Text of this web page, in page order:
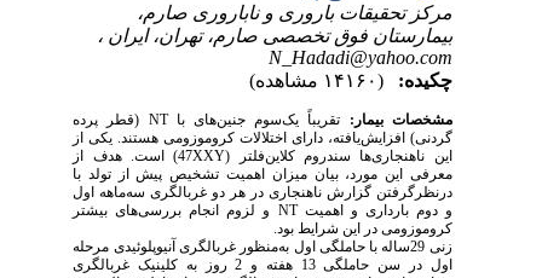
مرکز تحقیقات باروری و ناباروری صارم،
بیمارستان فوق تخصصی صارم، تهران، ایران ،
N_Hadadi@yahoo.com
چکیده:
مشخصات بیمار:تقریباً یک‌سوم جنین‌های باNT(قطر پرده‌
گردنی) افزایش‌یافته، دارای اختلالات کروموزومی هستند. یکی از
این ناهنجاری‌ها سندروم کلاین‌فلتر(47XXY)است. هدف از
معرفی این مورد، بیان میزان اهمیت تشخیص پیش از تولد با
درنظرگرفتن گزارش ناهنجاری در هر دو غربالگری سه‌ماهه اول
و دوم بارداری و اهمیتNTو لزوم انجام بررسی‌های بیشتر
کروموزومی در این شرایط بود.
زنی 29ساله با حاملگی اول به‌منظور غربالگری آنیوپلوئیدی مرحله
اول در سن حاملگی 13 هفته و 2 روز به کلینیک غربالگری